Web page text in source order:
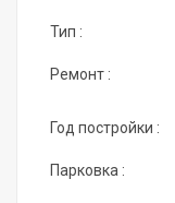
Тип :
Ремонт :
Год постройки :
Парковка :